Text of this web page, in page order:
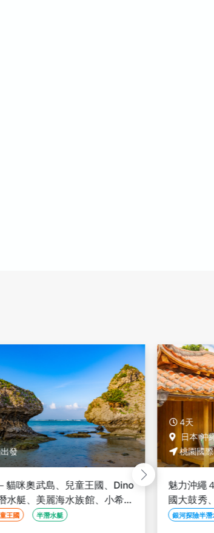
發
貓咪奧武島、兒童王國、Dino
水艇、美麗海水族館、小希臘
王國 半潛水艇
4天
日本 沖
桃園國
魅力沖繩
國大鼓秀
島、系滿
銀河探險半潛